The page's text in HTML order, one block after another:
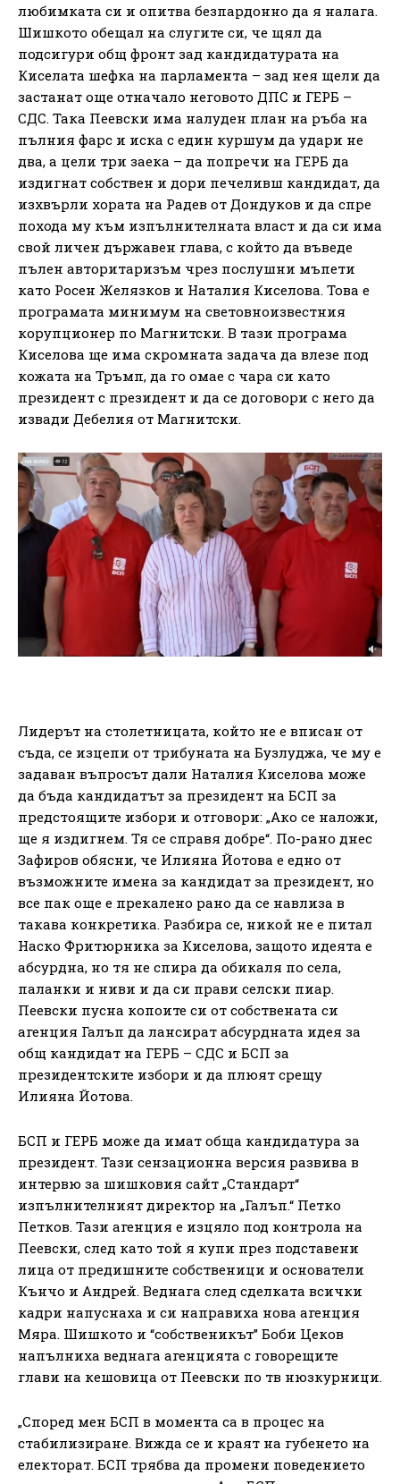
любимката си и опитва безпардонно да я налага.
Шишкото обещал на слугите си, че щял да
подсигури общ фронт зад кандидатурата на
Киселата шефка на парламента – зад нея щели да
застанат още отначало неговото ДПС и ГЕРБ –
СДС. Така Пеевски има налуден план на ръба на
пълния фарс и иска с един куршум да удари не
два, а цели три заека – да попречи на ГЕРБ да
издигнат собствен и дори печеливш кандидат, да
изхвърли хората на Радев от Дондуков и да спре
похода му към изпълнителната власт и да си има
свой личен държавен глава, с който да въведе
пълен авторитаризъм чрез послушни мъпети
като Росен Желязков и Наталия Киселова. Това е
програмата минимум на световноизвестния
корупционер по Магнитски. В тази програма
Киселова ще има скромната задача да влезе под
кожата на Тръмп, да го омае с чара си като
президент с президент и да се договори с него да
извади Дебелия от Магнитски.
Лидерът на столетницата, който не е вписан от
съда, се изцепи от трибуната на Бузлуджа, че му е
задаван въпросът дали Наталия Киселова може
да бъда кандидатът за президент на БСП за
предстоящите избори и отговори: „Ако се наложи,
ще я издигнем. Тя се справя добре“. По-рано днес
Зафиров обясни, че Илияна Йотова е едно от
възможните имена за кандидат за президент, но
все пак още е прекалено рано да се навлиза в
такава конкретика. Разбира се, никой не е питал
Наско Фритюрника за Киселова, защото идеята е
абсурдна, но тя не спира да обикаля по села,
паланки и ниви и да си прави селски пиар.
Пеевски пусна копоите си от собствената си
агенция Галъп да лансират абсурдната идея за
общ кандидат на ГЕРБ – СДС и БСП за
президентските избори и да плюят срещу
Илияна Йотова.
БСП и ГЕРБ може да имат обща кандидатура за
президент. Тази сензационна версия развива в
интервю за шишковия сайт „Стандарт“
изпълнителният директор на „Галъп.“ Петко
Петков. Тази агенция е изцяло под контрола на
Пеевски, след като той я купи през подставени
лица от предишните собственици и основатели
Кънчо и Андрей. Веднага след сделката всички
кадри напуснаха и си направиха нова агенция
Мяра. Шишкото и “собственикът” Боби Цеков
напълниха веднага агенцията с говорещите
глави на кешовица от Пеевски по тв нюзкурници.
„Според мен БСП в момента са в процес на
стабилизиране. Вижда се и краят на губенето на
електорат. БСП трябва да промени поведението